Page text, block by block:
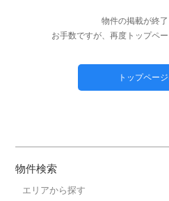
物件の掲載が終了
お手数ですが、再度トップペ
トップペー
物件検索
エリアから探す